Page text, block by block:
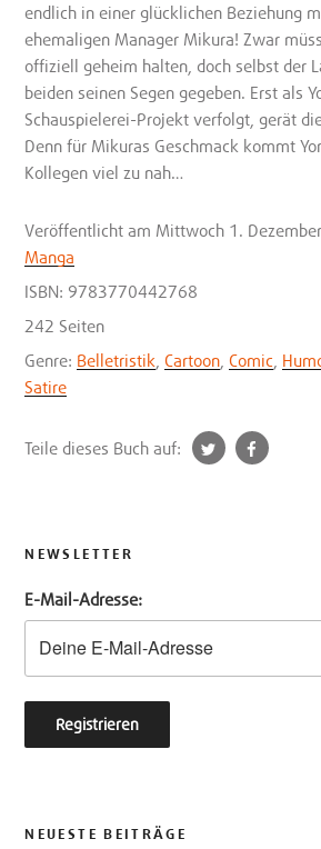
endlich in einer glücklichen Beziehung
ehemaligen Manager Mikura! Zwar
offiziell geheim halten, doch selbst der
beiden seinen Segen gegeben. Erst als
Schauspielerei-Projekt verfolgt, gerät
Denn für Mikuras Geschmack kommt
Kollegen viel zu nah…
Veröffentlicht am Mittwoch 1.
Manga
ISBN: 9783770442768
242 Seiten
Genre: Belletristik ,Cartoon ,Comic
Satire
Teile dieses Buch auf:
t
NEWSLETTER
E-Mail-Adresse:
NEUESTE BEITRÄGE